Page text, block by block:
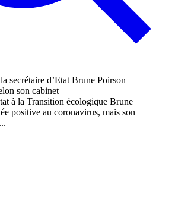
à la Transition écologique Brune
positive au coronavirus, mais son